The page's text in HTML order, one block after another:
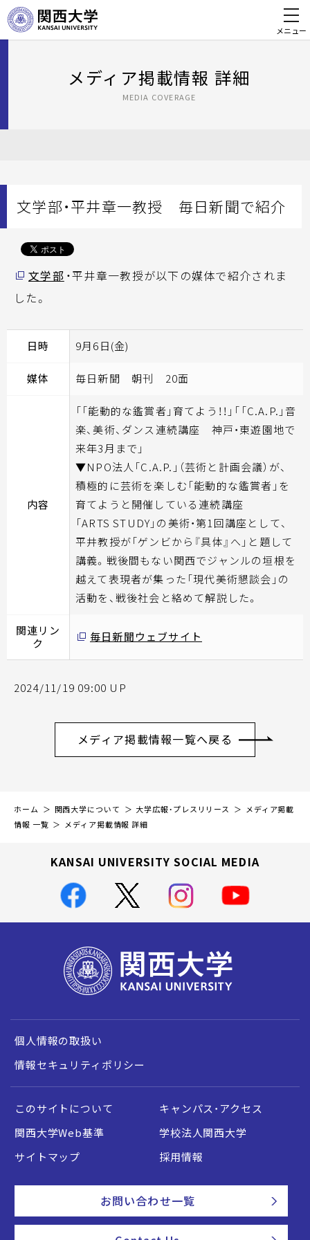
メニュー
メディア掲載情報 詳細
MEDIA COVERAGE
文学部・平井章一教授 毎日新聞で紹介
文学部 ・平井章一教授が以下の媒体で紹介されま
した。
日時 9月6日(金)
媒体 毎日新聞 朝刊 20面
内容
「「能動的な鑑賞者」育てよう！！」「「C.A.P.」音
楽、美術、ダンス連続講座 神戸・東遊園地で
来年3月まで」
▼NPO法人「C.A.P.」（芸術と計画会議）が、
積極的に芸術を楽しむ「能動的な鑑賞者」を
育てようと開催している連続講座
「ARTS STUDY」の美術・第1回講座として、
平井教授が「ゲンビから『具体』へ」と題して
講義。戦後間もない関西でジャンルの垣根を
越えて表現者が集った「現代美術懇談会」の
活動を、戦後社会と絡めて解説した。
関連リン
ク
毎日新聞ウェブサイト
2024/11/19 09:00 UP
メディア掲載情報一覧へ戻る
ホーム 関西大学について 大学広報・プレスリリース
メディア掲載
情報 一覧
メディア掲載情報 詳細
KANSAI UNIVERSITY SOCIAL MEDIA
個人情報の取扱い
情報セキュリティポリシー
このサイトについて
キャンパス・アクセス
関西大学Web基準
学校法人関西大学
サイトマップ
採用情報
お問い合わせ一覧